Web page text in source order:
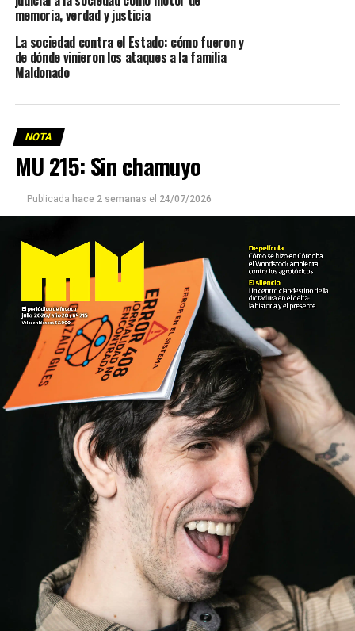
memoria, verdad y justicia
La sociedad contra el Estado: cómo fueron y
de dónde vinieron los ataques a la familia
Maldonado
NOTA
MU 215: Sin chamuyo
Publicada hace 2 semanas el 24/07/2026